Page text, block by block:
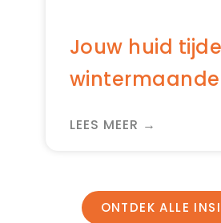
Jouw huid
LEES MEER →
ONTDEK ALLE